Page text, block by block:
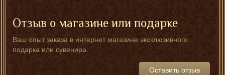
Отзыв о магазине или подарке
Ваш опыт заказа в интернет магазине эксклюзивного
подарка или сувенира.
Оставить отзыв